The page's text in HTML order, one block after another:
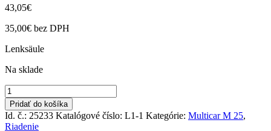
43,05€
35,00€ bez DPH
Lenksäule
Na sklade
množstvo
Tyč
volantu
Pridať do košíka
Id. č.: 25233 Katalógové číslo: L1-1 Kategórie: Multicar M 25,
Riadenie